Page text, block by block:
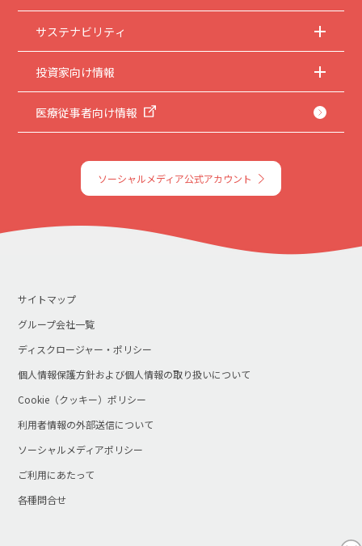
サステナビリティ
投資家向け情報
医療従事者向け情報
ソーシャルメディア公式アカウント
サイトマップ
グループ会社一覧
ディスクロージャー・ポリシー
個人情報保護方針および個人情報の取り扱いについて
Cookie（クッキー）ポリシー
利用者情報の外部送信について
ソーシャルメディアポリシー
ご利用にあたって
各種問合せ